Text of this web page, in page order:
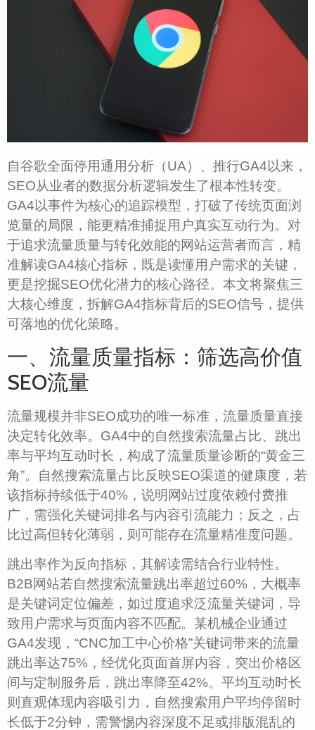
自谷歌全面停用通用分析（UA）、推行GA4以来，
SEO从业者的数据分析逻辑发生了根本性转变。
GA4以事件为核心的追踪模型，打破了传统页面浏
览量的局限，能更精准捕捉用户真实互动行为。对
于追求流量质量与转化效能的网站运营者而言，精
准解读GA4核心指标，既是读懂用户需求的关键，
更是挖掘SEO优化潜力的核心路径。本文将聚焦三
大核心维度，拆解GA4指标背后的SEO信号，提供
可落地的优化策略。
一、流量质量指标：筛选高价值
SEO流量
流量规模并非SEO成功的唯一标准，流量质量直接
决定转化效率。GA4中的自然搜索流量占比、跳出
率与平均互动时长，构成了流量质量诊断的“黄金三
角”。自然搜索流量占比反映SEO渠道的健康度，若
该指标持续低于40%，说明网站过度依赖付费推
广，需强化关键词排名与内容引流能力；反之，占
比过高但转化薄弱，则可能存在流量精准度问题。
跳出率作为反向指标，其解读需结合行业特性。
B2B网站若自然搜索流量跳出率超过60%，大概率
是关键词定位偏差，如过度追求泛流量关键词，导
致用户需求与页面内容不匹配。某机械企业通过
GA4发现，“CNC加工中心价格”关键词带来的流量
跳出率达75%，经优化页面首屏内容，突出价格区
间与定制服务后，跳出率降至42%。平均互动时长
则直观体现内容吸引力，自然搜索用户平均停留时
长低于2分钟，需警惕内容深度不足或排版混乱的